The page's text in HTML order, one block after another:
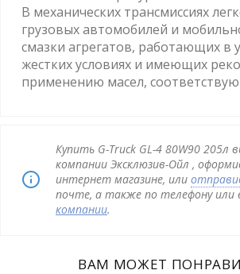
В механических трансмиссиях
грузовых автомобилей и
смазки агрегатов, работающих в
жестких условиях и имеющих
применению масел,
Купить G-Truck GL-4 80W90 205л
компании Эксклюзив-Ойл ,
интернет магазине, или
почте, а также по телефону или
компании.
ВАМ МОЖЕТ